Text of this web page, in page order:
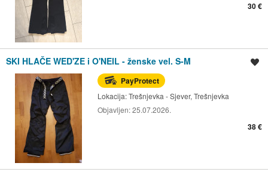
30 €
SKI HLAČE WED'ZE i O'NEIL - ženske vel. S-M
PayProtect
Lokacija:Trešnjevka - Sjever, Trešnjevka
Objavljen:25.07.2026.
38 €